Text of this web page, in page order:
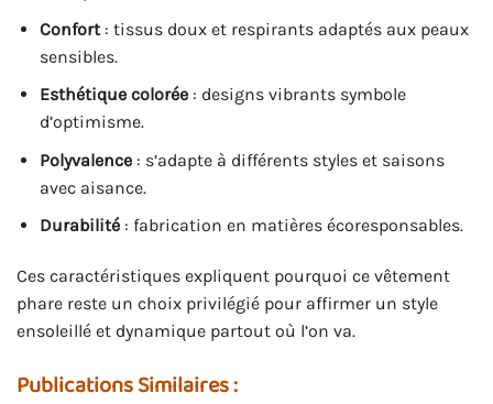
Confort: tissus doux et respirants adaptés aux peaux
sensibles.
Esthétique colorée: designs vibrants symbole
d’optimisme.
Polyvalence: s’adapte à différents styles et saisons
avec aisance.
Durabilité: fabrication en matières écoresponsables.
Ces caractéristiques expliquent pourquoi ce vêtement
phare reste un choix privilégié pour affirmer un style
ensoleillé et dynamique partout où l’on va.
Publications Similaires :